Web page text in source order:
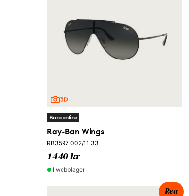
Bara online
Ray-Ban Wings
RB3597 002/11 33
1440 kr
I webblager
Rea